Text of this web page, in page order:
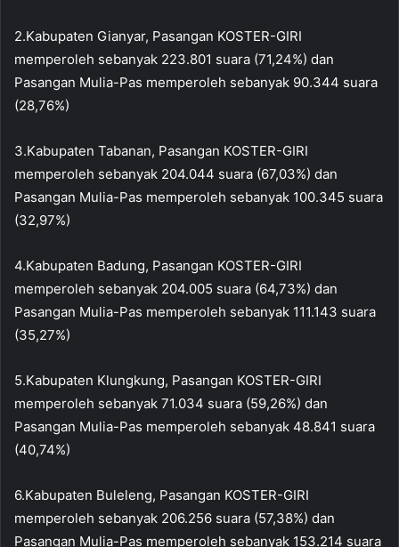
2.Kabupaten Gianyar, Pasangan KOSTER-GIRI
memperoleh sebanyak 223.801 suara (71,24%) dan
Pasangan Mulia-Pas memperoleh sebanyak 90.344 suara
(28,76%)
3.Kabupaten Tabanan, Pasangan KOSTER-GIRI
memperoleh sebanyak 204.044 suara (67,03%) dan
Pasangan Mulia-Pas memperoleh sebanyak 100.345 suara
(32,97%)
4.Kabupaten Badung, Pasangan KOSTER-GIRI
memperoleh sebanyak 204.005 suara (64,73%) dan
Pasangan Mulia-Pas memperoleh sebanyak 111.143 suara
(35,27%)
5.Kabupaten Klungkung, Pasangan KOSTER-GIRI
memperoleh sebanyak 71.034 suara (59,26%) dan
Pasangan Mulia-Pas memperoleh sebanyak 48.841 suara
(40,74%)
6.Kabupaten Buleleng, Pasangan KOSTER-GIRI
memperoleh sebanyak 206.256 suara (57,38%) dan
Pasangan Mulia-Pas memperoleh sebanyak 153.214 suara